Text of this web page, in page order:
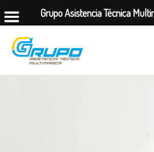
Grupo Asistencia Técnica